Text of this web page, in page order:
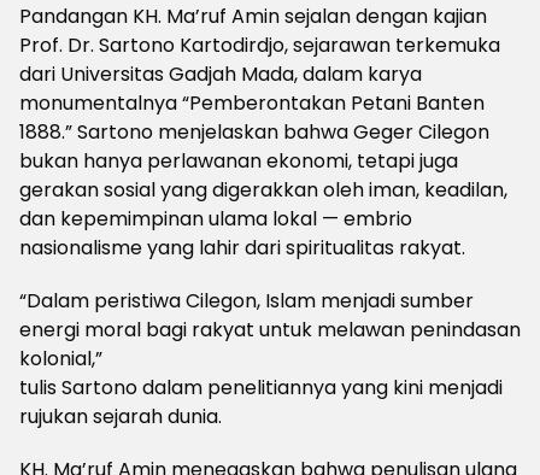
Pandangan KH. Ma’ruf Amin sejalan dengan kajian
Prof. Dr. Sartono Kartodirdjo, sejarawan terkemuka
dari Universitas Gadjah Mada, dalam karya
monumentalnya “Pemberontakan Petani Banten
1888.” Sartono menjelaskan bahwa Geger Cilegon
bukan hanya perlawanan ekonomi, tetapi juga
gerakan sosial yang digerakkan oleh iman, keadilan,
dan kepemimpinan ulama lokal — embrio
nasionalisme yang lahir dari spiritualitas rakyat.
“Dalam peristiwa Cilegon, Islam menjadi sumber
energi moral bagi rakyat untuk melawan penindasan
kolonial,”
tulis Sartono dalam penelitiannya yang kini menjadi
rujukan sejarah dunia.
KH. Ma’ruf Amin menegaskan bahwa penulisan ulang